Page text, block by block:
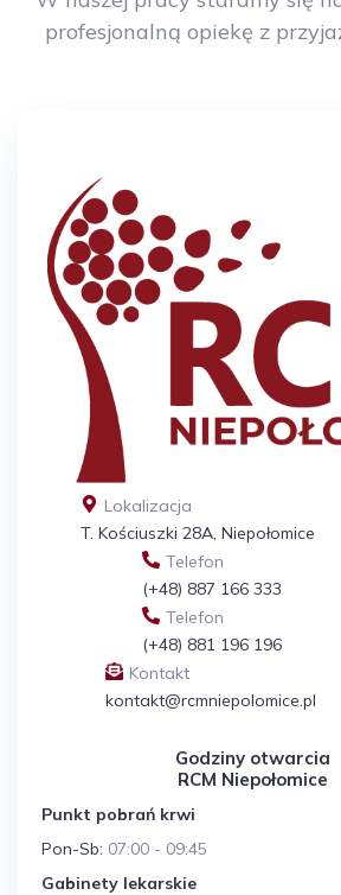
profesjonalną opiekę z
Lokalizacja
T. Kościuszki 28A, Niepołomice
Telefon
(+48) 887 166 333
Telefon
(+48) 881 196 196
Kontakt
kontakt@rcmniepolomice.pl
Godziny otwarcia
RCM Niepołomice
Punkt pobrań krwi
Pon-Sb: 07:00 - 09:45
Gabinety lekarskie